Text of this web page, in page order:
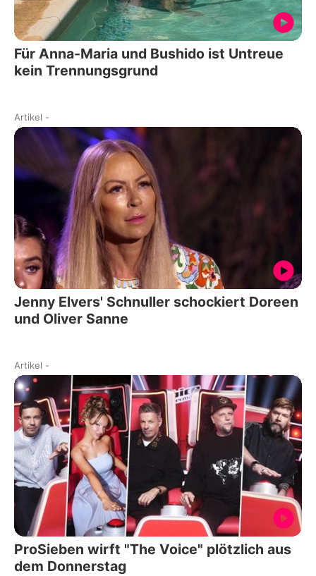
Für Anna-Maria und Bushido ist Untreue
kein Trennungsgrund
Artikel -
Jenny Elvers' Schnuller schockiert Doreen
und Oliver Sanne
Artikel -
ProSieben wirft "The Voice" plötzlich aus
dem Donnerstag